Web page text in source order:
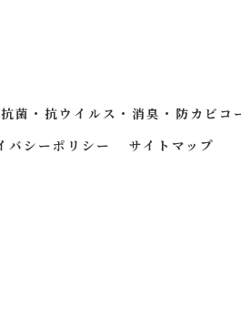
抗菌・抗ウイルス・消臭・防カビコ
バシーポリシー サイトマップ